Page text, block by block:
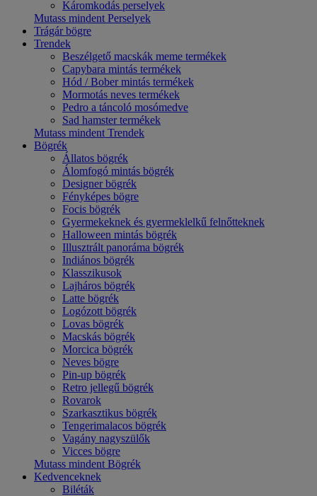
Káromkodás perselyek
Mutass mindent Perselyek
Trágár bögre
Trendek
Beszélgető macskák meme termékek
Capybara mintás termékek
Hód / Bober mintás termékek
Mormotás neves termékek
Pedro a táncoló mosómedve
Sad hamster termékek
Mutass mindent Trendek
Bögrék
Állatos bögrék
Álomfogó mintás bögrék
Designer bögrék
Fényképes bögre
Focis bögrék
Gyermekeknek és gyermeklelkű felnőtteknek
Halloween mintás bögrék
Illusztrált panoráma bögrék
Indiános bögrék
Klasszikusok
Lajháros bögrék
Latte bögrék
Logózott bögrék
Lovas bögrék
Macskás bögrék
Morcica bögrék
Neves bögre
Pin-up bögrék
Retro jellegű bögrék
Rovarok
Szarkasztikus bögrék
Tengerimalacos bögrék
Vagány nagyszülők
Vicces bögre
Mutass mindent Bögrék
Kedvenceknek
Biléták